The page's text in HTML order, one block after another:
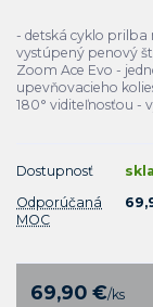
- detská cyklo prilba
vystúpený penový
Zoom Ace Evo -
upevňovacieho
180° viditeľnosťou -
Dostupnosť
Odporúčaná
MOC
69,90 €/ks